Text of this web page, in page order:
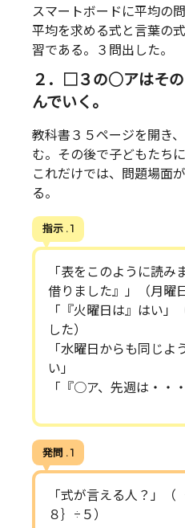
スマートボードに平均の問
平均を求める式と言葉の
習である。３問出した。
２．□３の○アはそ
んでいく。
教科書３５ページを開き
む。その後で子どもたちに
これだけでは、問題場面
る。
指示 . 1
「表をこのように読み
借りました』」（月曜
「『火曜日は』はい」
した）
「水曜日からも同じよ
い」
「『○ア、先週は・・・
発問 . 1
「式が言える人？」（
８｝÷５）